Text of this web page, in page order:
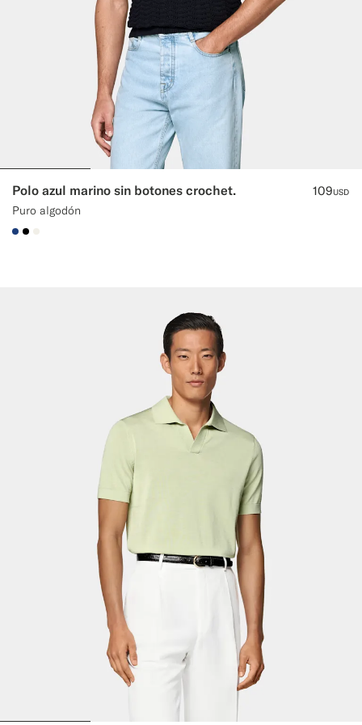
Polo azul marino sin botones crochet.
Puro algodón
109USD
#1C3D7A
#000000